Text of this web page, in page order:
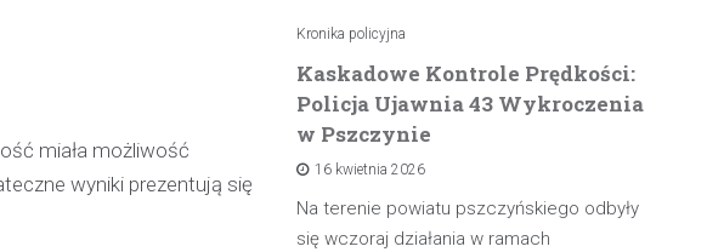
miała możliwość
wyniki prezentują się
drogą S1 prowadzącą
Kronika policyjna
Kaskadowe Kontrole Prędkości:
Policja Ujawnia 43 Wykroczenia
w Pszczynie
16 kwietnia 2026
Na terenie powiatu pszczyńskiego odbyły
się wczoraj działania w ramach